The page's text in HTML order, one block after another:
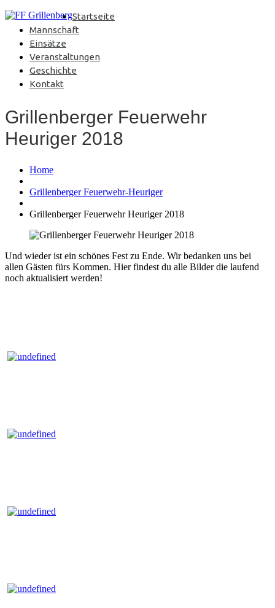
Startseite
Mannschaft
Einsätze
Veranstaltungen
Geschichte
Kontakt
Grillenberger Feuerwehr
Heuriger 2018
Home
Grillenberger Feuerwehr-Heuriger
Grillenberger Feuerwehr Heuriger 2018
Und wieder ist ein schönes Fest zu Ende. Wir bedanken uns bei
allen Gästen fürs Kommen. Hier findest du alle Bilder die laufend
noch aktualisiert werden!